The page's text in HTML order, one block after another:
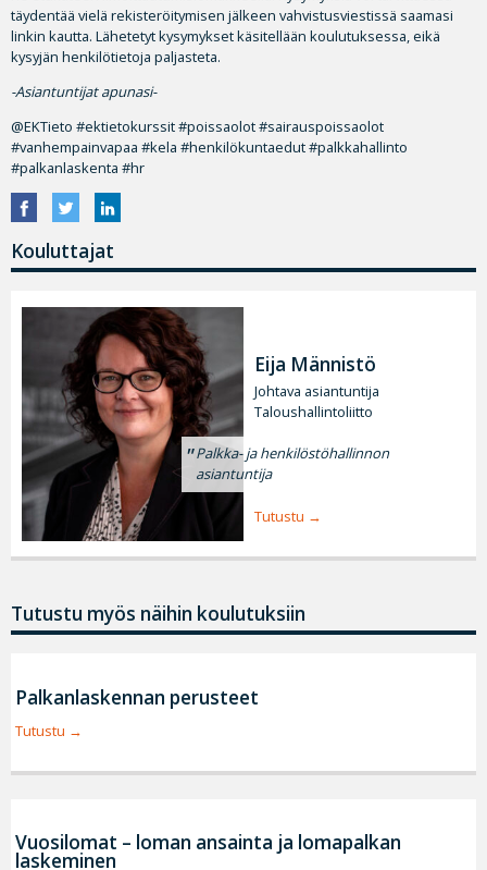
täydentää vielä rekisteröitymisen jälkeen vahvistusviestissä saamasi
linkin kautta. Lähetetyt kysymykset käsitellään koulutuksessa, eikä
kysyjän henkilötietoja paljasteta.
-Asiantuntijat apunasi-
@EKTieto #ektietokurssit #poissaolot #sairauspoissaolot
#vanhempainvapaa #kela #henkilökuntaedut #palkkahallinto
#palkanlaskenta #hr
Kouluttajat
Eija Männistö
Johtava asiantuntija
Taloushallintoliitto
Palkka- ja henkilöstöhallinnon
asiantuntija
Tutustu
Tutustu myös näihin koulutuksiin
Palkanlaskennan perusteet
Tutustu
Vuosilomat – loman ansainta ja lomapalkan
laskeminen